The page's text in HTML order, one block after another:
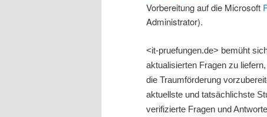
Vorbereitung auf die Microsoft
Administrator).
<it-pruefungen.de> bemüht
aktualisierten Fragen zu
die Traumförderung
aktuellste und tatsächlichste
verifizierte Fragen und